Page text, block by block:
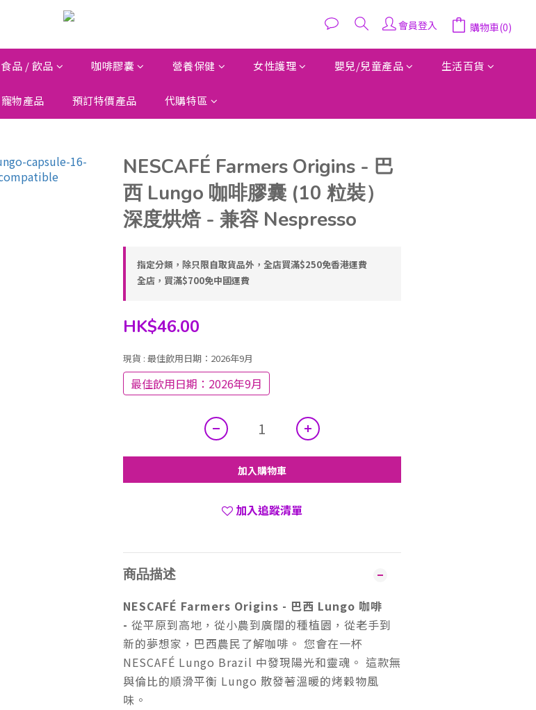
會員登入 購物車(0)
食品 / 飲品 咖啡膠囊 營養保健 女性護理 嬰兒/兒童產品 生活百貨
寵物產品 預訂特價產品 代購特區
NESCAFÉ Farmers Origins - 巴
西 Lungo 咖啡膠囊 (10 粒裝）
深度烘焙 - 兼容 Nespresso
指定分類，除只限自取貨品外，全店買滿$250免香港運費
全店，買滿$700免中國運費
HK$46.00
現貨 : 最佳飲用日期：2026年9月
最佳飲用日期：2026年9月
加入購物車
加入追蹤清單
商品描述
NESCAFÉ Farmers Origins - 巴西 Lungo 咖啡
- 從平原到高地，從小農到廣闊的種植園，從老手到
新的夢想家，巴西農民了解咖啡。 您會在一杯
NESCAFÉ Lungo Brazil 中發現陽光和靈魂。 這款無
與倫比的順滑平衡 Lungo 散發著溫暖的烤穀物風
味。